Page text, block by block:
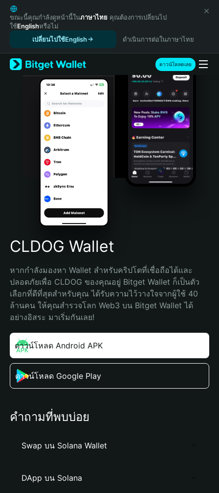
English
日本語
Tiếng Việt
Español (Latinoamérica)
Türkçe
Italiano
Português (Portugal)
Bahasa Indonesia
Português (Brasil)
Español (Argentina)
ขณะนี้คุณกำลังดูหน้านี้ในภาษาไทย คุณต้องการเปลี่ยนไป
ใช้Englishหรือไม่
เปลี่ยนไปใช้English
ดำเนินการต่อในภาษาไทย
ดาวน์โหลดเลย
CLDOG Wallet
หากกำลังมองหา Wallet สำหรับคริปโตที่เชื่อถือได้และ
ปลอดภัยเพื่อ CLDOG ของคุณอยู่ Bitget Wallet ก็เป็นตัว
เลือกที่ดีที่สุดสำหรับคุณ ได้รับความไว้วางใจจากผู้ใช้ 40
ล้านคน ให้คุณสำรวจโลก Web3 บน Bitget Wallet ได้
อย่างอิสระ มาเริ่มกันเลย!
ดาวน์โหลด Android APK
ดาวน์โหลด Google Play
คำถามที่พบบ่อย
Swap บน Solana Wallet
DApp บน Solana